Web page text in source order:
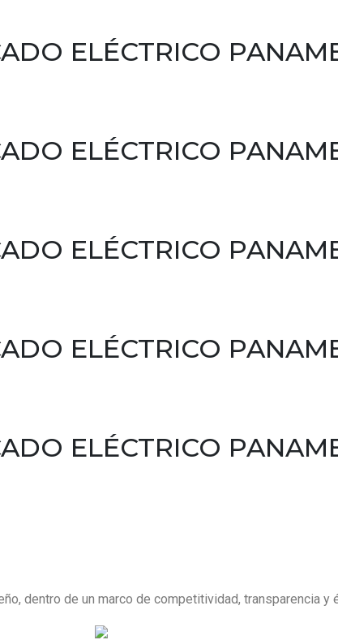
ELÉCTRICO
ELÉCTRICO
ELÉCTRICO
ELÉCTRICO
ELÉCTRICO
dentro de un marco de competitividad, transparencia y